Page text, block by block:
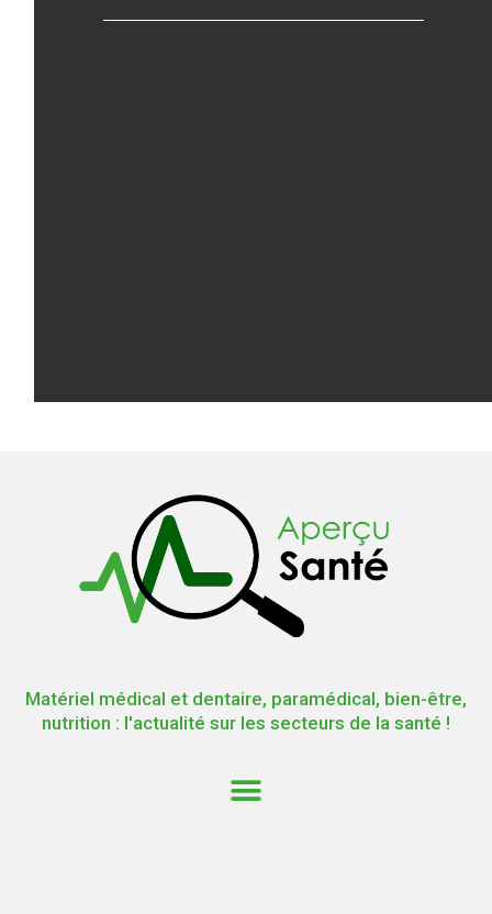
Matériel médical et dentaire, paramédical, bien-être,
nutrition : l'actualité sur les secteurs de la santé !